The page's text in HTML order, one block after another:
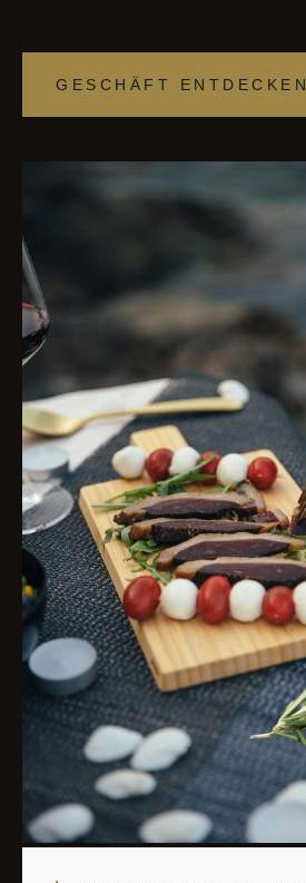
GESCHÄFT ENTDECKEN